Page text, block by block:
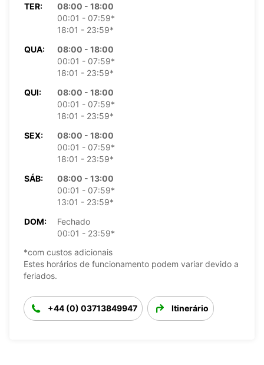
TER:
08:00 - 18:00
00:01 - 07:59*
18:01 - 23:59*
QUA:
08:00 - 18:00
00:01 - 07:59*
18:01 - 23:59*
QUI:
08:00 - 18:00
00:01 - 07:59*
18:01 - 23:59*
SEX:
08:00 - 18:00
00:01 - 07:59*
18:01 - 23:59*
SÁB:
08:00 - 13:00
00:01 - 07:59*
13:01 - 23:59*
DOM:
Fechado
00:01 - 23:59*
*com custos adicionais
Estes horários de funcionamento podem variar devido a
feriados.
+44 (0) 03713849947 Itinerário